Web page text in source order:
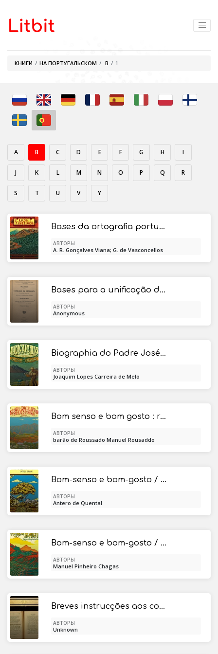
КНИГИ НА ПОРТУГАЛЬСКОМ B 1
Bases da ortografia portuguesa
АВТОРЫ
A. R. Gonçalves Viana; G. de Vasconcellos
Bases para a unificação da ortografia que deve ser adoptada nas escolas e publicações oficiais
АВТОРЫ
Anonymous
Biographia do Padre José Agostinho de Macedo / Seguida d'um catalogo alfabetico de todas as suas obras
АВТОРЫ
Joaquim Lopes Carreira de Melo
Bom senso e bom gosto : resposta à carta que o sr. Antero de Quental dirigiu ao sr. Antonio Feliciano de Castilho / Segunda edição augmentada e seguida de uma carta sabre o mesmo assumpto
АВТОРЫ
barão de Roussado Manuel Rousaddo
Bom-senso e bom-gosto / carta ao excelentissimo senhor Antonio Feliciano de Castilho
АВТОРЫ
Antero de Quental
Bom-senso e bom-gosto / Folhetim a proposito da carta que o senhor Anthero do Quental dirigiu ao senhor Antonio Feliciano de Castilho
АВТОРЫ
Manuel Pinheiro Chagas
Breves instrucções aos correspondentes da Academia das Sciencias de Lisboa sobre as remessas dos productos, e noticias pertencentes a' Historia da Natureza, para formar hum Museo Nacional
АВТОРЫ
Unknown
A B C D E F G H I
J K L M N O P Q R
S T U V Y